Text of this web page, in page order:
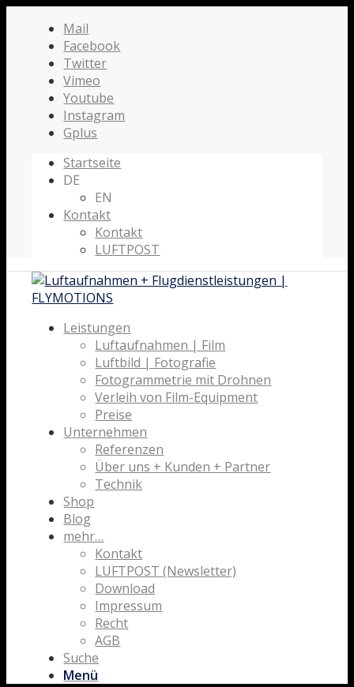
Mail
Facebook
Twitter
Vimeo
Youtube
Instagram
Gplus
Startseite
DE
EN
Kontakt
Kontakt
LUFTPOST
Leistungen
Luftaufnahmen | Film
Luftbild | Fotografie
Fotogrammetrie mit Drohnen
Verleih von Film-Equipment
Preise
Unternehmen
Referenzen
Über uns + Kunden + Partner
Technik
Shop
Blog
mehr…
Kontakt
LUFTPOST (Newsletter)
Download
Impressum
Recht
AGB
Suche
Menü